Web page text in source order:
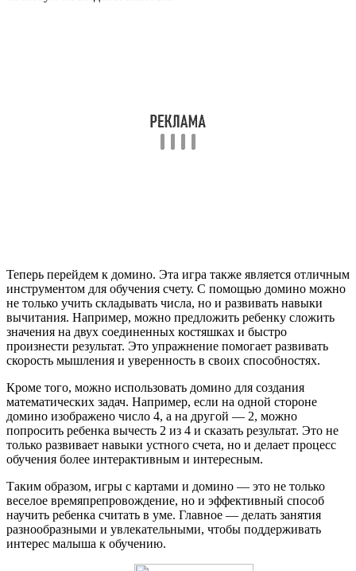
Теперь перейдем к домино. Эта игра также является отличным
инструментом для обучения счету. С помощью домино можно
не только учить складывать числа, но и развивать навыки
вычитания. Например, можно предложить ребенку сложить
значения на двух соединенных костяшках и быстро
произнести результат. Это упражнение помогает развивать
скорость мышления и уверенность в своих способностях.
Кроме того, можно использовать домино для создания
математических задач. Например, если на одной стороне
домино изображено число 4, а на другой — 2, можно
попросить ребенка вычесть 2 из 4 и сказать результат. Это не
только развивает навыки устного счета, но и делает процесс
обучения более интерактивным и интересным.
Таким образом, игры с картами и домино — это не только
веселое времяпрепровождение, но и эффективный способ
научить ребенка считать в уме. Главное — делать занятия
разнообразными и увлекательными, чтобы поддерживать
интерес малыша к обучению.